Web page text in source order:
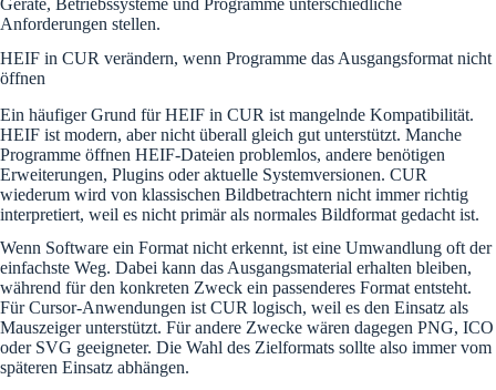
Geräte, Betriebssysteme und Programme unterschiedliche
Anforderungen stellen.
HEIF in CUR verändern, wenn Programme das Ausgangsformat nicht
öffnen
Ein häufiger Grund für HEIF in CUR ist mangelnde Kompatibilität.
HEIF ist modern, aber nicht überall gleich gut unterstützt. Manche
Programme öffnen HEIF-Dateien problemlos, andere benötigen
Erweiterungen, Plugins oder aktuelle Systemversionen. CUR
wiederum wird von klassischen Bildbetrachtern nicht immer richtig
interpretiert, weil es nicht primär als normales Bildformat gedacht ist.
Wenn Software ein Format nicht erkennt, ist eine Umwandlung oft der
einfachste Weg. Dabei kann das Ausgangsmaterial erhalten bleiben,
während für den konkreten Zweck ein passenderes Format entsteht.
Für Cursor-Anwendungen ist CUR logisch, weil es den Einsatz als
Mauszeiger unterstützt. Für andere Zwecke wären dagegen PNG, ICO
oder SVG geeigneter. Die Wahl des Zielformats sollte also immer vom
späteren Einsatz abhängen.